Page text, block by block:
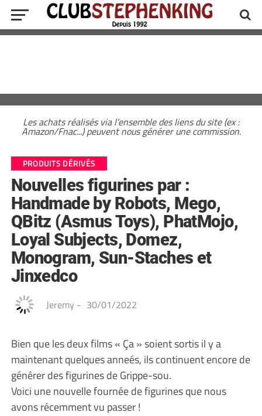
Les achats réalisés via l'ensemble des liens du site (ex :
Amazon/Fnac...) peuvent nous générer une commission.
PRODUITS DÉRIVÉS
Nouvelles figurines par :
Handmade by Robots, Mego,
QBitz (Asmus Toys), PhatMojo,
Loyal Subjects, Domez,
Monogram, Sun-Staches et
Jinxedco
Jeremy - 30/01/2022
Bien que les deux films « Ça » soient sortis il y a
maintenant quelques anneés, ils continuent encore de
générer des figurines de Grippe-sou.
Voici une nouvelle fournée de figurines que nous
avons récemment vu passer !